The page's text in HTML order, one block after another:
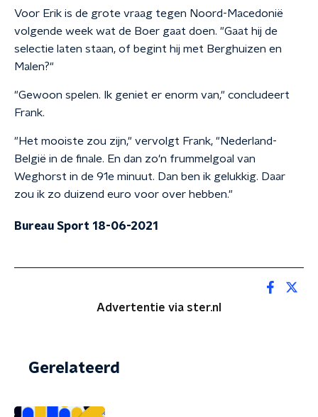
Voor Erik is de grote vraag tegen Noord-Macedonië
volgende week wat de Boer gaat doen. "Gaat hij de
selectie laten staan, of begint hij met Berghuizen en
Malen?"
"Gewoon spelen. Ik geniet er enorm van," concludeert
Frank.
"Het mooiste zou zijn," vervolgt Frank, "Nederland-
België in de finale. En dan zo'n frummelgoal van
Weghorst in de 91e minuut. Dan ben ik gelukkig. Daar
zou ik zo duizend euro voor over hebben."
Bureau Sport 18-06-2021
Advertentie via ster.nl
Gerelateerd